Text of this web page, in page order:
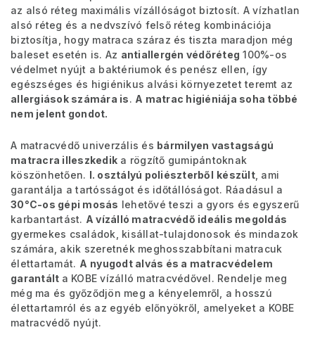
az alsó réteg maximális vízállóságot biztosít. A vízhatlan
alsó réteg és a nedvszívó felső réteg kombinációja
biztosítja, hogy matraca száraz és tiszta maradjon még
baleset esetén is. Az antiallergén védőréteg 100%-os
védelmet nyújt a baktériumok és penész ellen, így
egészséges és higiénikus alvási környezetet teremt az
allergiások számára is. A matrac higiéniája soha többé
nem jelent gondot.
A matracvédő univerzális és bármilyen vastagságú
matracra illeszkedik a rögzítő gumipántoknak
köszönhetően. I. osztályú poliészterből készült, ami
garantálja a tartósságot és időtállóságot. Ráadásul a
30°C-os gépi mosás lehetővé teszi a gyors és egyszerű
karbantartást. A vízálló matracvédő ideális megoldás
gyermekes családok, kisállat-tulajdonosok és mindazok
számára, akik szeretnék meghosszabbítani matracuk
élettartamát. A nyugodt alvás és a matracvédelem
garantált a KOBE vízálló matracvédővel. Rendelje meg
még ma és győződjön meg a kényelemről, a hosszú
élettartamról és az egyéb előnyökről, amelyeket a KOBE
matracvédő nyújt.